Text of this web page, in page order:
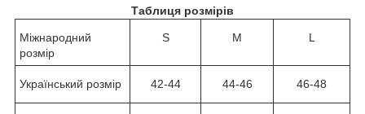
Таблиця розмірів
Міжнародний
розмір
S M L
Український розмір 42-44 44-46 46-48